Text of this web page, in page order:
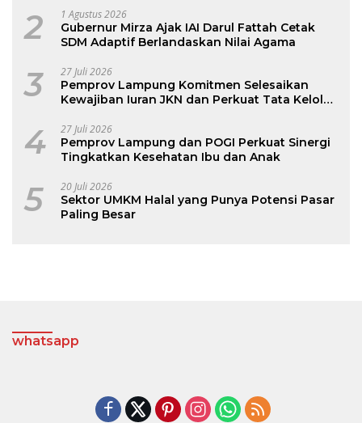
2 1 Agustus 2026
Gubernur Mirza Ajak IAI Darul Fattah Cetak
SDM Adaptif Berlandaskan Nilai Agama
3 27 Juli 2026
Pemprov Lampung Komitmen Selesaikan
Kewajiban Iuran JKN dan Perkuat Tata Kelola
4 27 Juli 2026
Pemprov Lampung dan POGI Perkuat Sinergi
Tingkatkan Kesehatan Ibu dan Anak
5 20 Juli 2026
Sektor UMKM Halal yang Punya Potensi Pasar
Paling Besar
whatsapp